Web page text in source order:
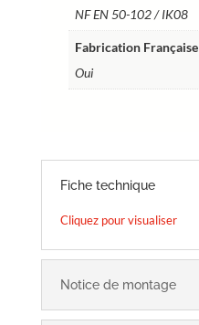
NF EN 50-102 / IK08
Fabrication Française
Oui
Fiche technique
Cliquez pour visualiser
Notice de montage